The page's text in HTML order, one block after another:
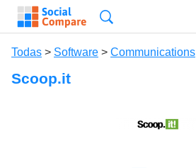
Todas > Software > Communications
Scoop.it